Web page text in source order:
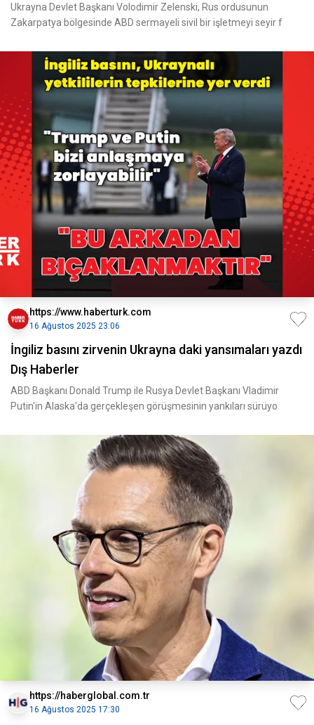
Ukrayna Devlet Başkanı Volodimir Zelenski, Rus ordusunun
Zakarpatya bölgesinde ABD sermayeli sivil bir işletmeyi seyir f
https://www.haberturk.com
16 Ağustos 2025 23:06
İngiliz basını zirvenin Ukrayna daki yansımaları yazdı
Dış Haberler
ABD Başkanı Donald Trump ile Rusya Devlet Başkanı Vladimir
Putin'in Alaska'da gerçekleşen görüşmesinin yankıları sürüyo
https://haberglobal.com.tr
16 Ağustos 2025 17:30